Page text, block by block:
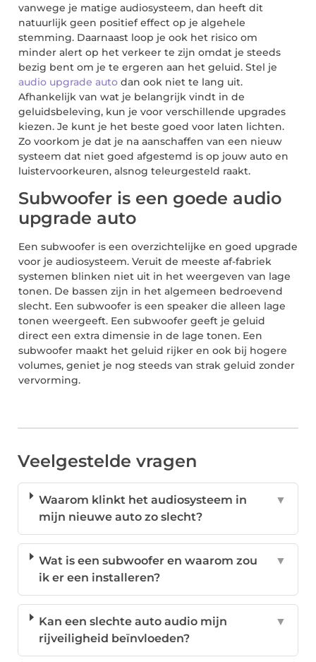
vanwege je matige audiosysteem, dan heeft dit
natuurlijk geen positief effect op je algehele
stemming. Daarnaast loop je ook het risico om
minder alert op het verkeer te zijn omdat je steeds
bezig bent om je te ergeren aan het geluid. Stel je
audio upgrade auto dan ook niet te lang uit.
Afhankelijk van wat je belangrijk vindt in de
geluidsbeleving, kun je voor verschillende upgrades
kiezen. Je kunt je het beste goed voor laten lichten.
Zo voorkom je dat je na aanschaffen van een nieuw
systeem dat niet goed afgestemd is op jouw auto en
luistervoorkeuren, alsnog teleurgesteld raakt.
Subwoofer is een goede audio
upgrade auto
Een subwoofer is een overzichtelijke en goed upgrade
voor je audiosysteem. Veruit de meeste af-fabriek
systemen blinken niet uit in het weergeven van lage
tonen. De bassen zijn in het algemeen bedroevend
slecht. Een subwoofer is een speaker die alleen lage
tonen weergeeft. Een subwoofer geeft je geluid
direct een extra dimensie in de lage tonen. Een
subwoofer maakt het geluid rijker en ook bij hogere
volumes, geniet je nog steeds van strak geluid zonder
vervorming.
Veelgestelde vragen
Waarom klinkt het audiosysteem in
mijn nieuwe auto zo slecht?
▼
Wat is een subwoofer en waarom zou
ik er een installeren?
▼
Kan een slechte auto audio mijn
rijveiligheid beïnvloeden?
▼